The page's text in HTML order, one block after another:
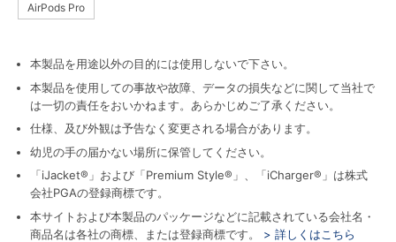
AirPods Pro
本製品を用途以外の目的には使用しないで下さい。
本製品を使用しての事故や故障、データの損失などに関して当社で
は一切の責任をおいかねます。あらかじめご了承ください。
仕様、及び外観は予告なく変更される場合があります。
幼児の手の届かない場所に保管してください。
「iJacket®」および「Premium Style®」、「iCharger®」は株式
会社PGAの登録商標です。
本サイトおよび本製品のパッケージなどに記載されている会社名・
商品名は各社の商標、または登録商標です。
> 詳しくはこちら